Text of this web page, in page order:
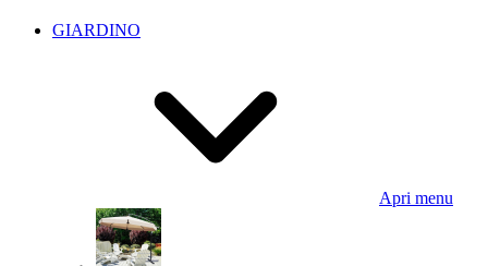
GIARDINO
Apri menu